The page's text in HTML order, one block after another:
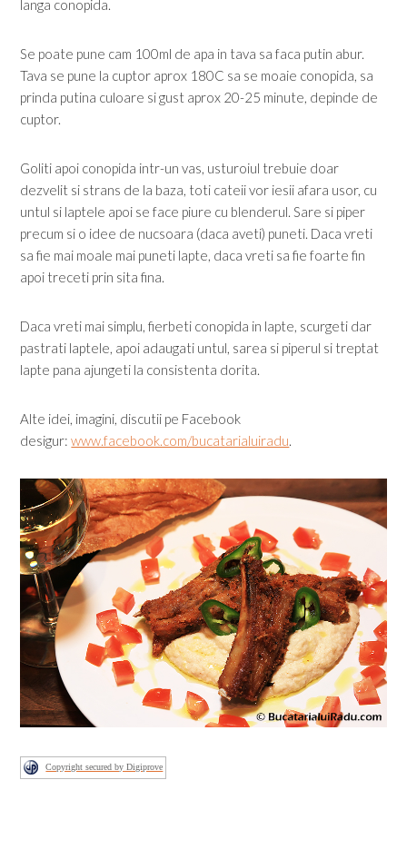
langa conopida.
Se poate pune cam 100ml de apa in tava sa faca putin abur.
Tava se pune la cuptor aprox 180C sa se moaie conopida, sa
prinda putina culoare si gust aprox 20-25 minute, depinde de
cuptor.
Goliti apoi conopida intr-un vas, usturoiul trebuie doar
dezvelit si strans de la baza, toti cateii vor iesii afara usor, cu
untul si laptele apoi se face piure cu blenderul. Sare si piper
precum si o idee de nucsoara (daca aveti) puneti. Daca vreti
sa fie mai moale mai puneti lapte, daca vreti sa fie foarte fin
apoi treceti prin sita fina.
Daca vreti mai simplu, fierbeti conopida in lapte, scurgeti dar
pastrati laptele, apoi adaugati untul, sarea si piperul si treptat
lapte pana ajungeti la consistenta dorita.
Alte idei, imagini, discutii pe Facebook
desigur:www.facebook.com/bucatarialuiradu.
Copyright secured by Digiprove